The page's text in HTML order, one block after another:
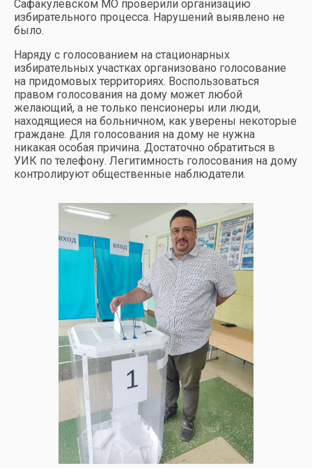
Сафакулевском МО проверили организацию
избирательного процесса. Нарушений выявлено не
было.
Наряду с голосованием на стационарных
избирательных участках организовано голосование
на придомовых территориях. Воспользоваться
правом голосования на дому может любой
желающий, а не только пенсионеры или люди,
находящиеся на больничном, как уверены некоторые
граждане. Для голосования на дому не нужна
никакая особая причина. Достаточно обратиться в
УИК по телефону. Легитимность голосования на дому
контролируют общественные наблюдатели.